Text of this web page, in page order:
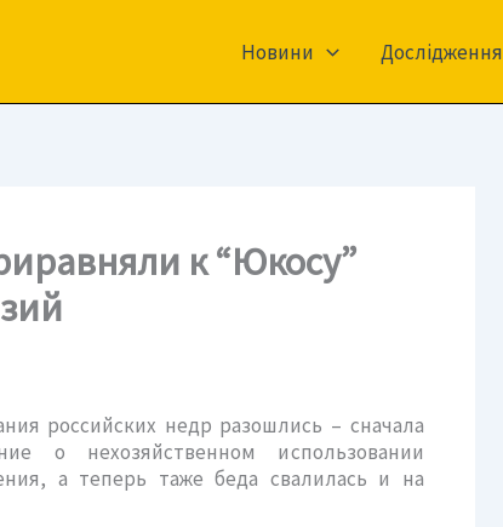
Новини Дослідження
к “Юкосу”
российских недр разошлись – сначала
о нехозяйственном использовании
а теперь таже беда свалилась и на